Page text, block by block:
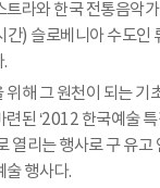
트라와 한국 전통음악
간) 슬로베니아 수도인
위해 그 원천이 되는 기
된 ‘2012 한국예술 특
열리는 행사로 구 유고
술 행사다.